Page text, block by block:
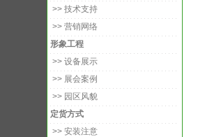
>> 技术支持
>> 营销网络
形象工程
>> 设备展示
>> 展会案例
>> 园区风貌
定货方式
>> 安装注意